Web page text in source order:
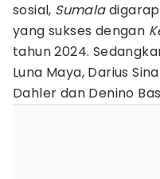
sosial, Sumaladigarap
yang sukses dengan
tahun 2024.
Luna Maya, Darius
Dahler dan Denino